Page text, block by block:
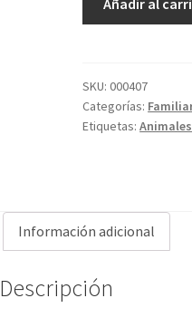
SKU:000407
Categorías:
Etiquetas:Animales
Información adicional
Descripción